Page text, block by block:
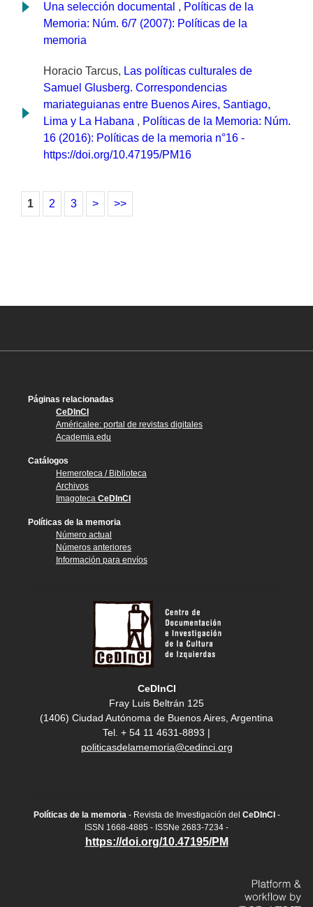
Una selección documental , Políticas de la
Memoria: Núm. 6/7 (2007): Políticas de la
memoria
Horacio Tarcus, Las políticas culturales de
Samuel Glusberg. Correspondencias
mariateguianas entre Buenos Aires, Santiago,
Lima y La Habana , Políticas de la Memoria: Núm.
16 (2016): Políticas de la memoria n°16 -
https://doi.org/10.47195/PM16
1 2 3 > >>
Páginas relacionadas
CeDInCI
Américalee: portal de revistas digitales
Academia.edu
Catálogos
Hemeroteca / Biblioteca
Archivos
Imagoteca CeDInCI
Políticas de la memoria
Número actual
Números anteriores
Información para envíos
CeDInCI
Fray Luis Beltrán 125
(1406) Ciudad Autónoma de Buenos Aires, Argentina
Tel. + 54 11 4631-8893 |
politicasdelamemoria@cedinci.org
Políticas de la memoria- Revista de Investigación del CeDInCI -
ISSN 1668-4885 - ISSNe 2683-7234 -
https://doi.org/10.47195/PM